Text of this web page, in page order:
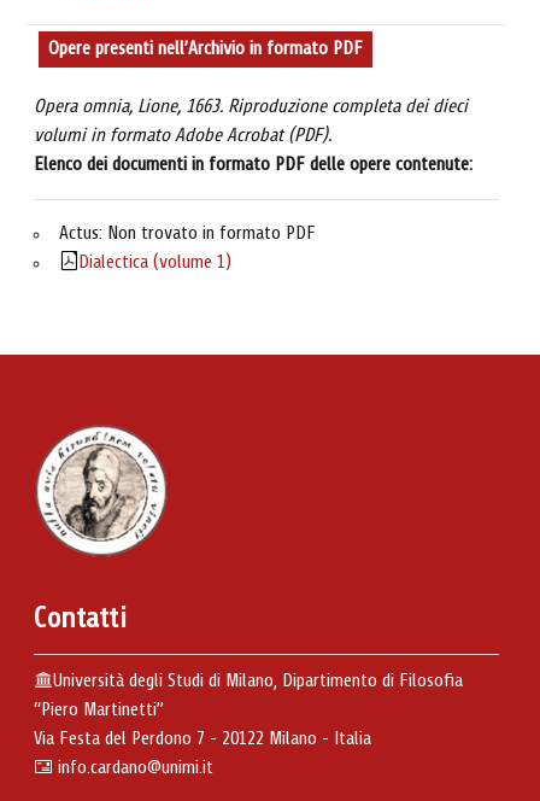
Opere presenti nell’Archivio in formato PDF
Opera omnia, Lione, 1663. Riproduzione completa dei dieci
volumi in formato Adobe Acrobat (PDF).
Elenco dei documenti in formato PDF delle opere contenute:
Actus: Non trovato in formato PDF
Dialectica (volume 1)
Contatti
Università degli Studi di Milano, Dipartimento di Filosofia
“Piero Martinetti”
Via Festa del Perdono 7 - 20122 Milano - Italia
info.cardano@unimi.it